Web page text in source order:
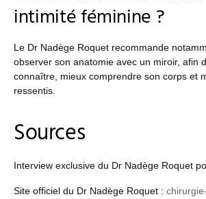
intimité féminine ?
Le Dr Nadège Roquet recommande
observer son anatomie avec un miroir, afin
connaître, mieux comprendre son corps et
ressentis.
Sources
Interview exclusive du Dr Nadège Roquet
Site officiel du Dr Nadège Roquet :